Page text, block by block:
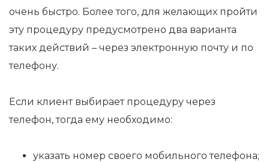
очень быстро. Более того, для желающих пройти
эту процедуру предусмотрено два варианта
таких действий – через электронную почту и по
телефону.
Если клиент выбирает процедуру через
телефон, тогда ему необходимо:
указать номер своего мобильного телефона;